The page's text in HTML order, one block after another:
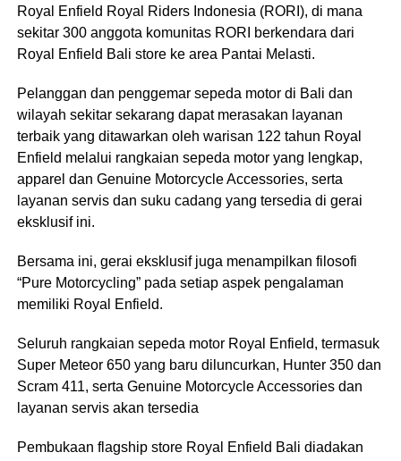
Royal Enfield Royal Riders Indonesia (RORI), di mana
sekitar 300 anggota komunitas RORI berkendara dari
Royal Enfield Bali store ke area Pantai Melasti.
Pelanggan dan penggemar sepeda motor di Bali dan
wilayah sekitar sekarang dapat merasakan layanan
terbaik yang ditawarkan oleh warisan 122 tahun Royal
Enfield melalui rangkaian sepeda motor yang lengkap,
apparel dan Genuine Motorcycle Accessories, serta
layanan servis dan suku cadang yang tersedia di gerai
eksklusif ini.
Bersama ini, gerai eksklusif juga menampilkan filosofi
“Pure Motorcycling” pada setiap aspek pengalaman
memiliki Royal Enfield.
Seluruh rangkaian sepeda motor Royal Enfield, termasuk
Super Meteor 650 yang baru diluncurkan, Hunter 350 dan
Scram 411, serta Genuine Motorcycle Accessories dan
layanan servis akan tersedia
Pembukaan flagship store Royal Enfield Bali diadakan